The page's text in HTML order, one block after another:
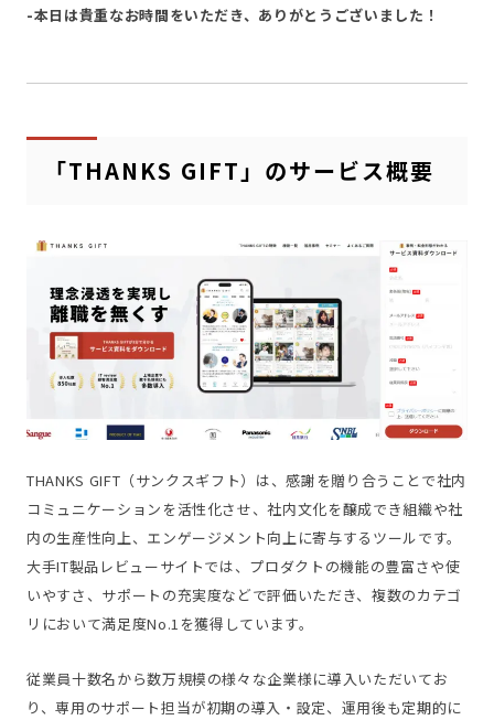
-本日は貴重なお時間をいただき、ありがとうございました！
「THANKS GIFT」のサービス概要
THANKS GIFT（サンクスギフト）は、感謝を贈り合うことで社内
コミュニケーションを活性化させ、社内文化を醸成でき組織や社
内の生産性向上、エンゲージメント向上に寄与するツールです。
大手IT製品レビューサイトでは、プロダクトの機能の豊富さや使
いやすさ、サポートの充実度などで評価いただき、複数のカテゴ
リにおいて満足度No.1を獲得しています。
従業員十数名から数万規模の様々な企業様に導入いただいてお
り、専用のサポート担当が初期の導入・設定、運用後も定期的に